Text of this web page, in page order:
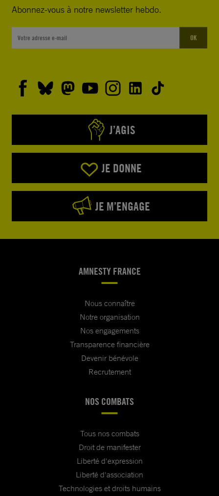
Abonnez-vous à notre newsletter hebdo.
OK
J’AGIS
JE DONNE
JE M’ENGAGE
AMNESTY FRANCE
Nous connaître
Notre organisation
Nos engagements
Transparence financière
Devenir bénévole
Recrutement
NOS COMBATS
Tous nos combats
Droit de manifester
Liberté d'expression
Liberté d'association
Technologies et droits humains